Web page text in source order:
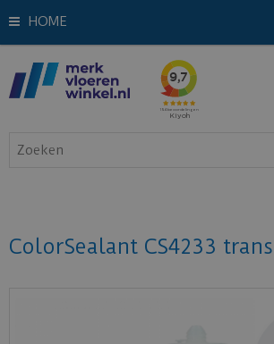
HOME
ColorSealant CS4233